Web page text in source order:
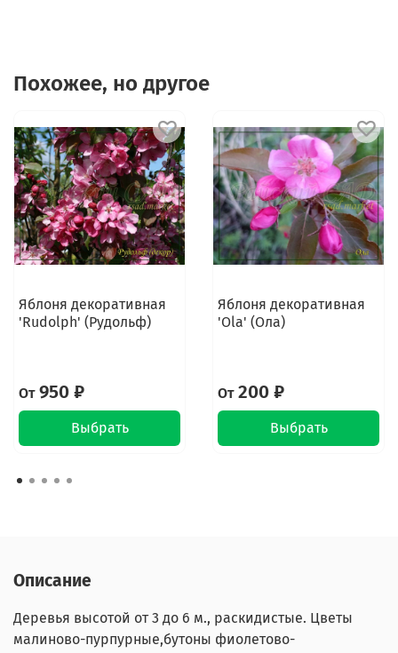
Похожее, но другое
Яблоня декоративная
'Rudolph' (Рудольф)
От950 ₽
Выбрать
Яблоня декоративная
'Ola' (Ола)
От200 ₽
Выбрать
Описание
Деревья высотой от 3 до 6 м., раскидистые. Цветы
малиново-пурпурные,бутоны фиолетово-